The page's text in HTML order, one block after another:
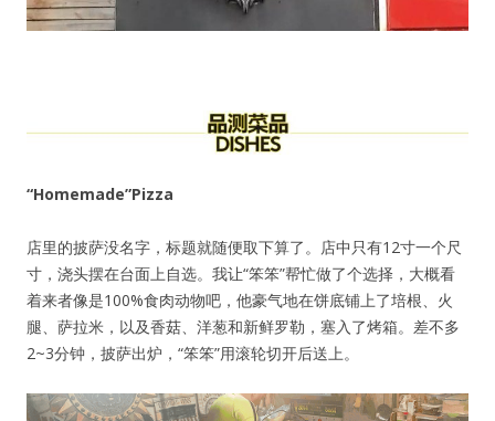
“Homemade”Pizza
店里的披萨没名字，标题就随便取下算了。店中只有12寸一个尺
寸，浇头摆在台面上自选。我让“笨笨”帮忙做了个选择，大概看
着来者像是100%食肉动物吧，他豪气地在饼底铺上了培根、火
腿、萨拉米，以及香菇、洋葱和新鲜罗勒，塞入了烤箱。差不多
2~3分钟，披萨出炉，“笨笨”用滚轮切开后送上。